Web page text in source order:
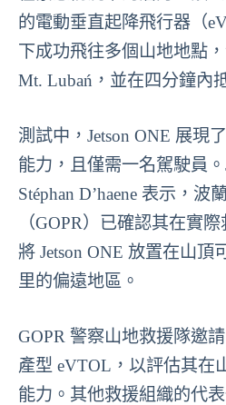
的電動垂直起降飛行器（
下成功飛往多個山地地點
Mt. Lubań，並在四分鐘內
測試中，Jetson ONE 展現
能力，且僅需一名駕駛員
Stéphan D’haene 表示，波
（GOPR）已確認其在實
將 Jetson ONE 放置在山頂
里的偏遠地區。
GOPR 警察山地救援隊邀
產型 eVTOL，以評估其在
能力。其他救援組織的代